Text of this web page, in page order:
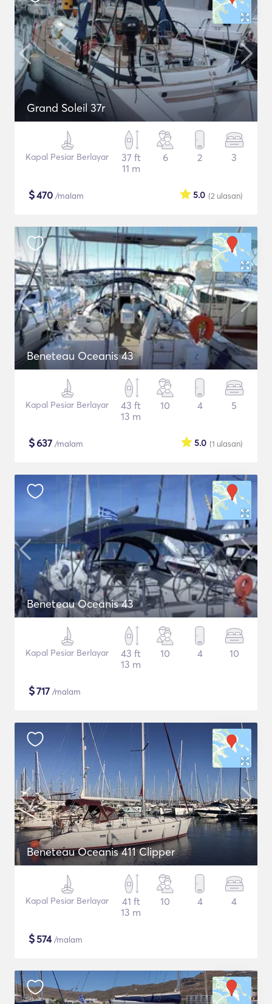
Grand Soleil 37r
Kapal Pesiar Berlayar
37 ft
11 m
6 2 3
$470 /malam (2 ulasan)
5.0
Beneteau Oceanis 43
Kapal Pesiar Berlayar
43 ft
13 m
10 4 5
$637 /malam (1 ulasan)
5.0
Beneteau Oceanis 43
Kapal Pesiar Berlayar
43 ft
13 m
10 4 10
$717 /malam
Beneteau Oceanis 411 Clipper
Kapal Pesiar Berlayar
41 ft
13 m
10 4 4
$574/malam